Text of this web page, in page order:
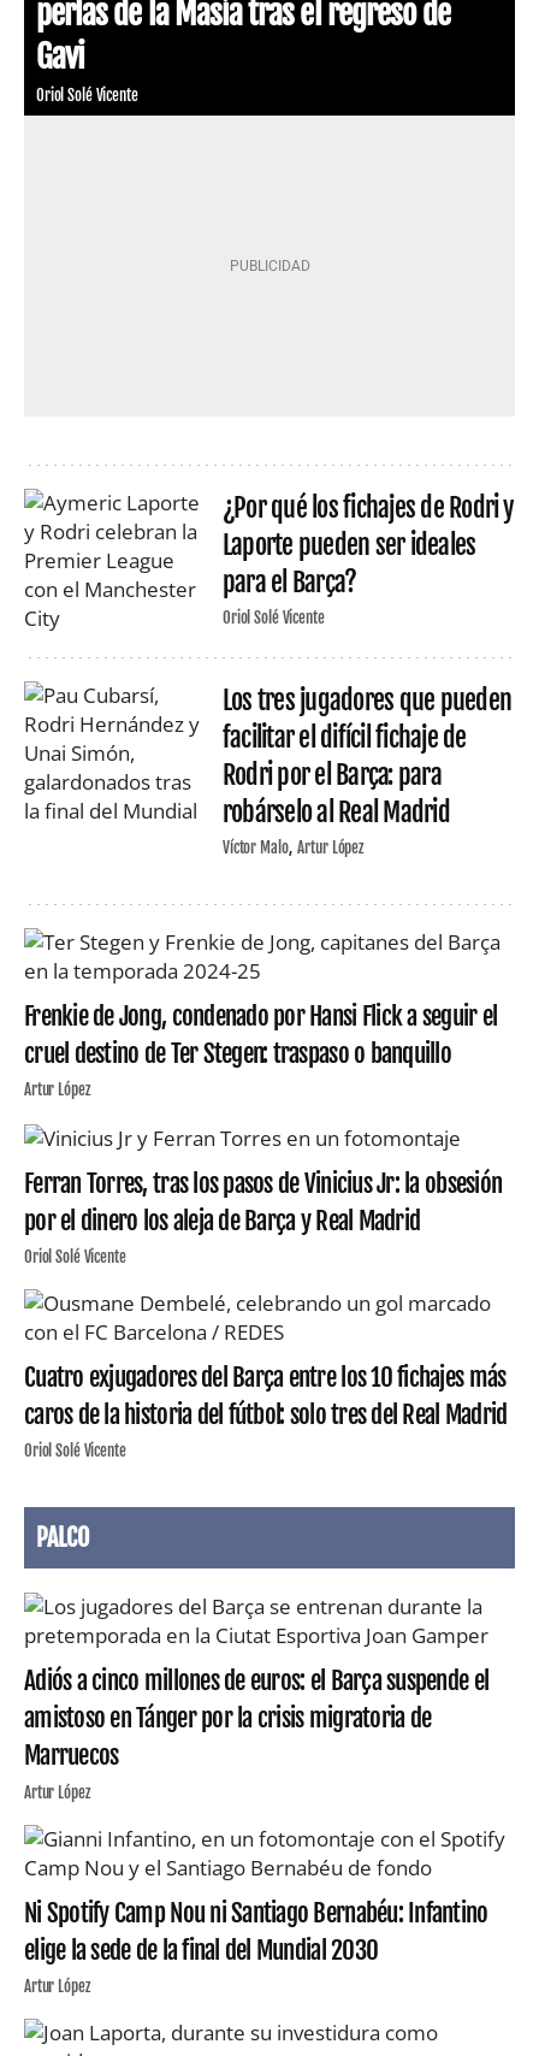
perlas de la Masía tras el regreso de
Gavi
Oriol Solé Vicente
¿Por qué los fichajes de Rodri y
Laporte pueden ser ideales
para el Barça?
Oriol Solé Vicente
Los tres jugadores que pueden
facilitar el difícil fichaje de
Rodri por el Barça: para
robárselo al Real Madrid
Víctor Malo Artur López
Frenkie de Jong, condenado por Hansi Flick a seguir el
cruel destino de Ter Stegen: traspaso o banquillo
Artur López
Ferran Torres, tras los pasos de Vinicius Jr: la obsesión
por el dinero los aleja de Barça y Real Madrid
Oriol Solé Vicente
Cuatro exjugadores del Barça entre los 10 fichajes más
caros de la historia del fútbol: solo tres del Real Madrid
Oriol Solé Vicente
PALCO
Adiós a cinco millones de euros: el Barça suspende el
amistoso en Tánger por la crisis migratoria de
Marruecos
Artur López
Ni Spotify Camp Nou ni Santiago Bernabéu: Infantino
elige la sede de la final del Mundial 2030
Artur López